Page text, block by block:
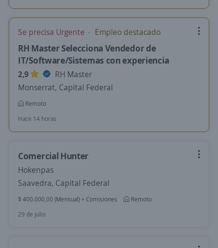
Se precisa Urgente Empleo destacado
RH Master Selecciona Vendedor de
IT/Software/Sistemas con experiencia
2,9
RH Master
Monserrat, Capital Federal
Remoto
Hace 14 horas
Comercial Hunter
Hokenpas
Saavedra, Capital Federal
$ 400.000,00 (Mensual) + Comisiones
Remoto
29 de julio